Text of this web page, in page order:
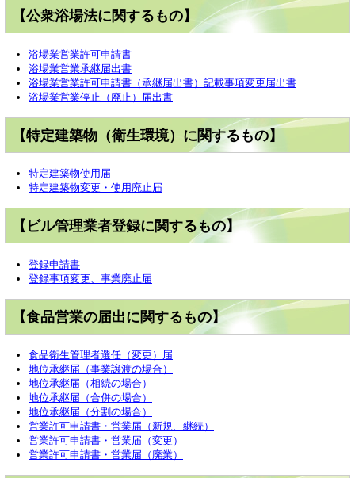
【公衆浴場法に関するもの】
浴場業営業許可申請書
浴場業営業承継届出書
浴場業営業許可申請書（承継届出書）記載事項変更届出書
浴場業営業停止（廃止）届出書
【特定建築物（衛生環境）に関するもの】
特定建築物使用届
特定建築物変更・使用廃止届
【ビル管理業者登録に関するもの】
登録申請書
登録事項変更、事業廃止届
【食品営業の届出に関するもの】
食品衛生管理者選任（変更）届
地位承継届（事業譲渡の場合）
地位承継届（相続の場合）
地位承継届（合併の場合）
地位承継届（分割の場合）
営業許可申請書・営業届（新規、継続）
営業許可申請書・営業届（変更）
営業許可申請書・営業届（廃業）